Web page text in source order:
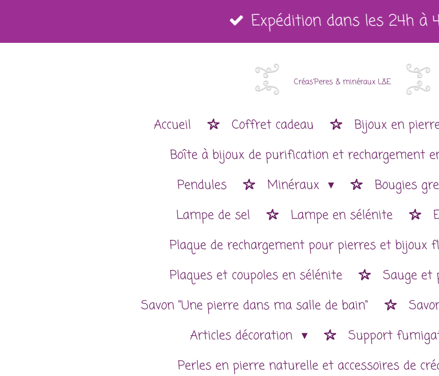
au
Expédition dans les 24h à
Créas'Peres & minéraux L&E
Accueil Coffret cadeau
Bijoux en
Boîte à bijoux de purification et rechargement
Pendules
Minéraux
Bougies
Lampe de sel
Lampe en sélénite
Plaque de rechargement pour pierres et bijoux
Plaques et coupoles en sélénite
Sauge et
Savon "Une pierre dans ma salle de bain"
Articles décoration
Support
Perles en pierre naturelle et accessoires de